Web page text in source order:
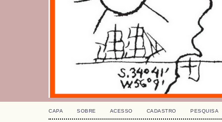
CAPA SOBRE ACESSO CADASTRO PESQUISA